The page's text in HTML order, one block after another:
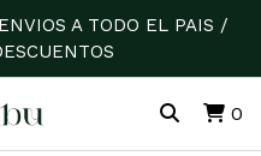
A TODO EL PAIS /
0